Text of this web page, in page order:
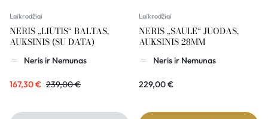
Laikrodžiai
NERIS „LIŪTIS“ BALTAS,
AUKSINIS (SU DATA)
Neris ir Nemunas
167,30€ 239,00€
Laikrodžiai
NERIS „SAULĖ“ JUODAS,
AUKSINIS 28MM
Neris ir Nemunas
229,00€